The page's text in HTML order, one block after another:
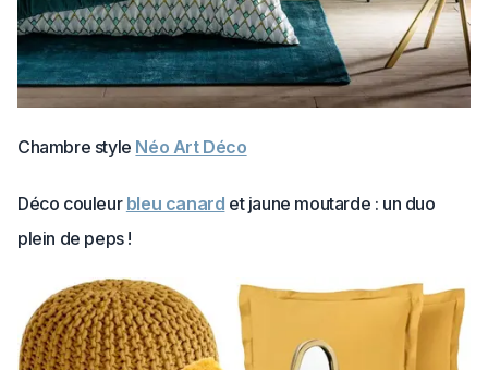
Chambre style Néo Art Déco
Déco couleur bleu canard et jaune moutarde : un duo
plein de peps !